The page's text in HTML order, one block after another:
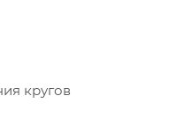
кругов